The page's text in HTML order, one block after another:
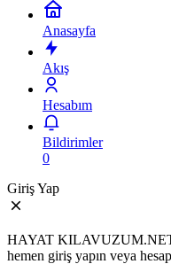
Anasayfa
Akış
Hesabım
Bildirimler
0
Giriş Yap
HAYAT KILAVUZUM.NET
hemen giriş yapın veya